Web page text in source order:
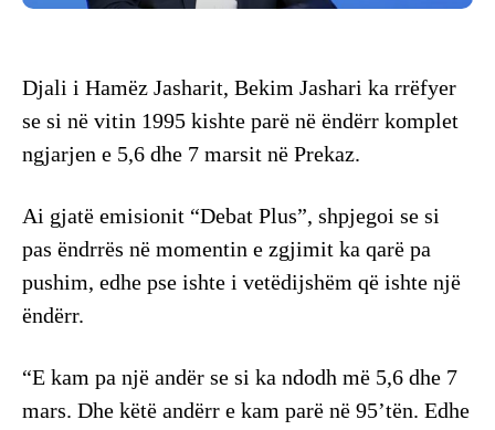
Djali i Hamëz Jasharit, Bekim Jashari ka rrëfyer
se si në vitin 1995 kishte parë në ëndërr komplet
ngjarjen e 5,6 dhe 7 marsit në Prekaz.
Ai gjatë emisionit “Debat Plus”, shpjegoi se si
pas ëndrrës në momentin e zgjimit ka qarë pa
pushim, edhe pse ishte i vetëdijshëm që ishte një
ëndërr.
“E kam pa një andër se si ka ndodh më 5,6 dhe 7
mars. Dhe këtë andërr e kam parë në 95’tën. Edhe